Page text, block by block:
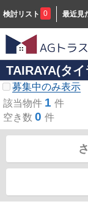
検討リスト 0 最近見
TAIRAYA(タ
募集中のみ表示
該当物件 1 件
空き数 0 件